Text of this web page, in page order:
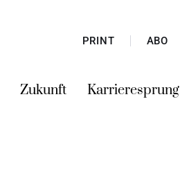
PRINT ABO
Zukunft Karrieresprung